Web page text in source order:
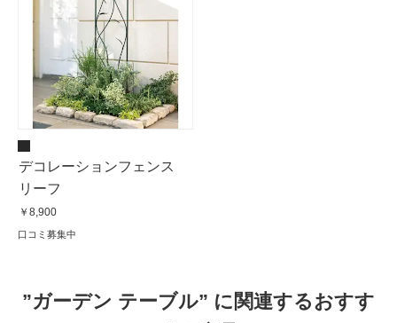
デコレーションフェンス
リーフ
￥8,900
口コミ募集中
”ガーデン テーブル” に関連するおすす